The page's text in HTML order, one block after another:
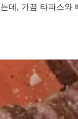
데, 가끔 타파스와